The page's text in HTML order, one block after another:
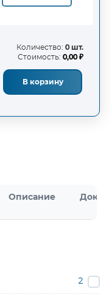
Количество: 0 шт.
Стоимость: 0,00 ₽
В корзину
Описание
2